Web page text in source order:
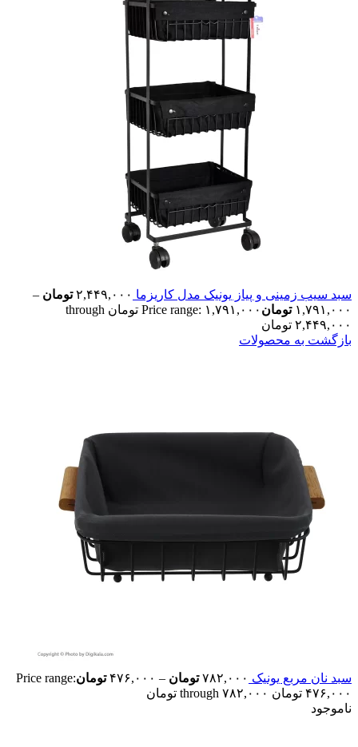
سبد سیب زمینی و پیاز یونیک مدل کاریزما ۲,۴۴۹,۰۰۰ تومان –
۱,۷۹۱,۰۰۰ تومان
Price range: ۱,۷۹۱,۰۰۰ تومان through
۲,۴۴۹,۰۰۰ تومان
بازگشت به محصولات
سبد نان مربع یونیک ۷۸۲,۰۰۰ تومان – ۴۷۶,۰۰۰ تومانPrice range:
۴۷۶,۰۰۰ تومان through ۷۸۲,۰۰۰ تومان
ناموجود